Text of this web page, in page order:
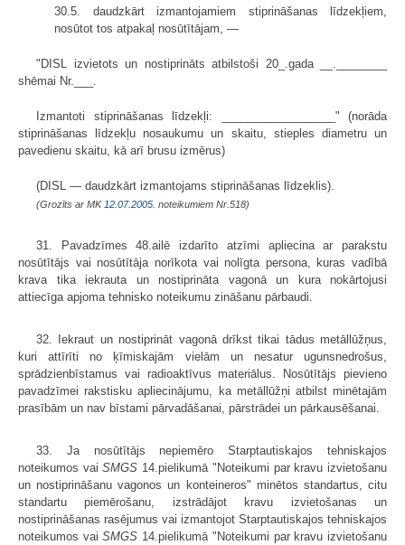
30.5. daudzkārt izmantojamiem stiprināšanas līdzekļiem,
nosūtot tos atpakaļ nosūtītājam, —
"DISL izvietots un nostiprināts atbilstoši 20_.gada __.________
shēmai Nr.___.
Izmantoti stiprināšanas līdzekļi: __________________" (norāda
stiprināšanas līdzekļu nosaukumu un skaitu, stieples diametru un
pavedienu skaitu, kā arī brusu izmērus)
(DISL — daudzkārt izmantojams stiprināšanas līdzeklis).
(Grozīts ar MK 12.07.2005. noteikumiem Nr.518)
31. Pavadzīmes 48.ailē izdarīto atzīmi apliecina ar parakstu
nosūtītājs vai nosūtītāja norīkota vai nolīgta persona, kuras vadībā
krava tika iekrauta un nostiprināta vagonā un kura nokārtojusi
attiecīga apjoma tehnisko noteikumu zināšanu pārbaudi.
32. Iekraut un nostiprināt vagonā drīkst tikai tādus metāllūžņus,
kuri attīrīti no ķīmiskajām vielām un nesatur ugunsnedrošus,
sprādzienbīstamus vai radioaktīvus materiālus. Nosūtītājs pievieno
pavadzīmei rakstisku apliecinājumu, ka metāllūžņi atbilst minētajām
prasībām un nav bīstami pārvadāšanai, pārstrādei un pārkausēšanai.
33. Ja nosūtītājs nepiemēro Starptautiskajos tehniskajos
noteikumos vaiSMGS 14.pielikumā "Noteikumi par kravu izvietošanu
un nostiprināšanu vagonos un konteineros" minētos standartus, citu
standartu piemērošanu, izstrādājot kravu izvietošanas un
nostiprināšanas rasējumus vai izmantojot Starptautiskajos tehniskajos
noteikumos vaiSMGS 14.pielikumā "Noteikumi par kravu izvietošanu